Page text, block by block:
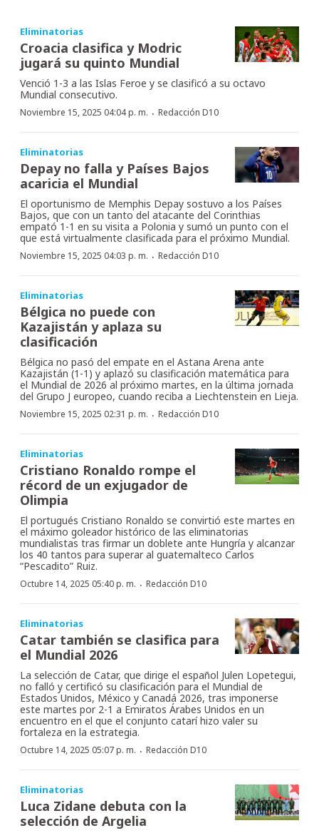
Eliminatorias
Croacia clasifica y Modric
jugará su quinto Mundial
Venció 1-3 a las Islas Feroe y se clasificó a su octavo
Mundial consecutivo.
Noviembre 15, 2025 04:04 p. m. · Redacción D10
Eliminatorias
Depay no falla y Países Bajos
acaricia el Mundial
El oportunismo de Memphis Depay sostuvo a los Países
Bajos, que con un tanto del atacante del Corinthias
empató 1-1 en su visita a Polonia y sumó un punto con el
que está virtualmente clasificada para el próximo Mundial.
Noviembre 15, 2025 04:03 p. m. · Redacción D10
Eliminatorias
Bélgica no puede con
Kazajistán y aplaza su
clasificación
Bélgica no pasó del empate en el Astana Arena ante
Kazajistán (1-1) y aplazó su clasificación matemática para
el Mundial de 2026 al próximo martes, en la última jornada
del Grupo J europeo, cuando reciba a Liechtenstein en Lieja.
Noviembre 15, 2025 02:31 p. m. · Redacción D10
Eliminatorias
Cristiano Ronaldo rompe el
récord de un exjugador de
Olimpia
El portugués Cristiano Ronaldo se convirtió este martes en
el máximo goleador histórico de las eliminatorias
mundialistas tras firmar un doblete ante Hungría y alcanzar
los 40 tantos para superar al guatemalteco Carlos
“Pescadito” Ruiz.
Octubre 14, 2025 05:40 p. m. · Redacción D10
Eliminatorias
Catar también se clasifica para
el Mundial 2026
La selección de Catar, que dirige el español Julen Lopetegui,
no falló y certificó su clasificación para el Mundial de
Estados Unidos, México y Canadá 2026, tras imponerse
este martes por 2-1 a Emiratos Árabes Unidos en un
encuentro en el que el conjunto catarí hizo valer su
fortaleza en la estrategia.
Octubre 14, 2025 05:07 p. m. · Redacción D10
Eliminatorias
Luca Zidane debuta con la
selección de Argelia